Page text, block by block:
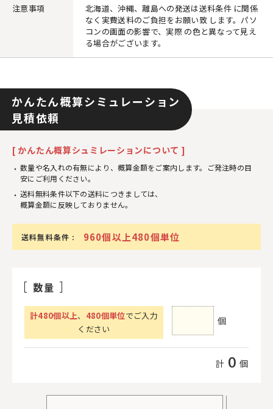
注意事項
北海道、沖縄、離島への発送は送料条件 に関係
なく実費送料のご負担をお願い致 します。パソ
コンの画面の影響で、実際 の色と異なって見え
る場合がございます。
かんたん概算シミュレーション
見積依頼
[ かんたん概算シュミレーションについて ]
数量や名入れの有無により、概算金額をご案内します。ご発注時の目
安にご利用ください。
送料無料条件以下の送料につきましては、
概算金額に反映しておりません。
送料無料条件 : 960個以上480個単位
数量
計480個以上、 480個単位でご入力
ください
個
計 0 個